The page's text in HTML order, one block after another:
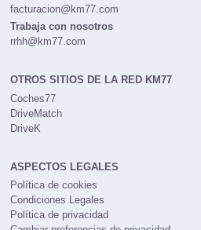
91 724 05 70
facturacion@km77.com
Trabaja con nosotros
OTROS SITIOS DE LA RED KM77
Coches77
DriveMatch
ASPECTOS LEGALES
Política de cookies
Condiciones Legales
Política de privacidad